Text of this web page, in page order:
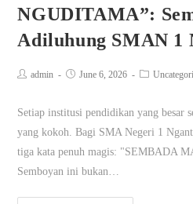
NGUDITAMA”:
Adiluhung SMAN 1
admin June 6, 2026
Setiap institusi pendidikan yang
yang kokoh. Bagi SMA Negeri 1
tiga kata penuh magis: "SEMBADA
Semboyan ini bukan…